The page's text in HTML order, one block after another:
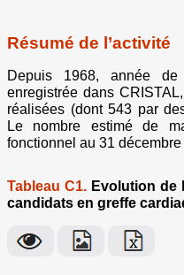
Résumé de l’activité
Depuis 1968, année
enregistrée dans
réalisées (dont 543 par
Le nombre estimé de
fonctionnel au 31
Tableau C1. Evolution de
candidats en greffe